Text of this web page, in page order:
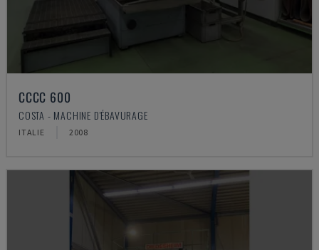
CCCC 600
COSTA - MACHINE D'ÉBAVURAGE
ITALIE 2008